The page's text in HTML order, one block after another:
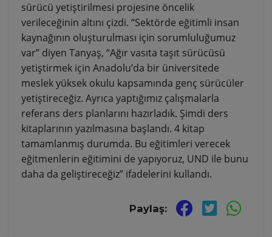
sürücü yetiştirilmesi projesine öncelik
verileceğinin altını çizdi. “Sektörde eğitimli insan
kaynağının oluşturulması için sorumluluğumuz
var” diyen Tanyaş, “Ağır vasıta taşıt sürücüsü
yetiştirmek için Anadolu’da bir üniversitede
meslek yüksek okulu kapsamında genç sürücüler
yetiştireceğiz. Ayrıca yaptığımız çalışmalarla
referans ders planlarını hazırladık. Şimdi ders
kitaplarının yazılmasına başlandı. 4 kitap
tamamlanmış durumda. Bu eğitimleri verecek
eğitmenlerin eğitimini de yapıyoruz, UND ile bunu
daha da geliştireceğiz” ifadelerini kullandı.
Paylaş: